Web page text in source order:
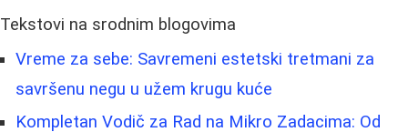
Tekstovi na srodnim blogovima
Vreme za sebe: Savremeni estetski tretmani za
savršenu negu u užem krugu kuće
Kompletan Vodič za Rad na Mikro Zadacima: Od